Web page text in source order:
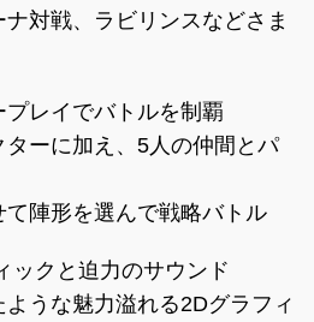
ナ対戦、ラビリンスなどさま
レイでバトルを制覇
ターに加え、5人の仲間とパ
て陣形を選んで戦略バトル
ックと迫力のサウンド
ような魅力溢れる2Dグラフィ